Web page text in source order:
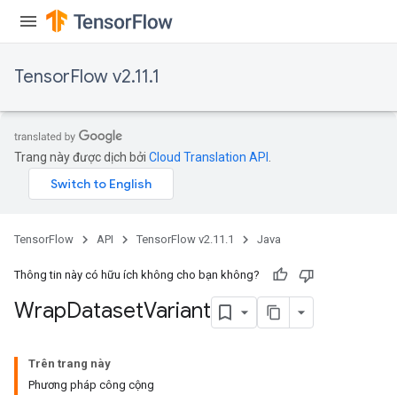
TensorFlow v2.11.1
Trang này được dịch bởi Cloud Translation API
TensorFlow API TensorFlow v2.11.1 Java
Thông tin này có hữu ích không cho bạn không?
WrapDatasetVariant
Trên trang này
Phương pháp công cộng